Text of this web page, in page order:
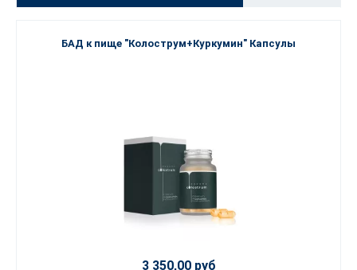
БАД к пище "Колострум+Куркумин" Капсулы
3 350,00 руб